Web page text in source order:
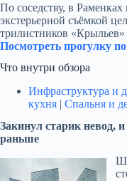
По соседству, в
экстерьерной съёмкой
трилистников «Крыльев»
Посмотреть прогулку
Что внутри обзора
Инфраструктура и
кухня | Спальня и
Закинул старик невод,
раньше